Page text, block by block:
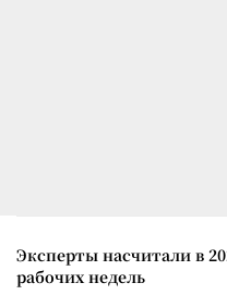
Эксперты насчитали в
рабочих недель